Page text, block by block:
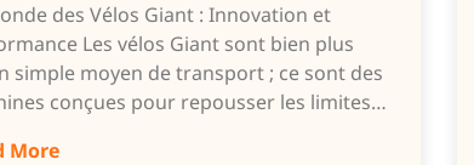
des Vélos Giant : Innovation et
Les vélos Giant sont bien plus
simple moyen de transport ; ce sont des
conçues pour repousser les limites…
More